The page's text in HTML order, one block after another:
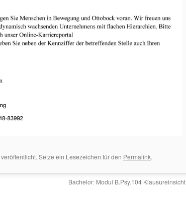
veröffentlicht. Setze ein Lesezeichen für den Permalink.
Bachelor: Modul B.Psy.104 Klausureinsicht